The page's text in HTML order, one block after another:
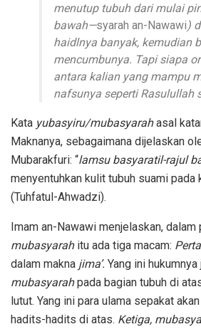
menutup tubuh dari mulai
bawah—syarah an-Nawawi)
haidlnya banyak, kemudian
mencumbunya. Tapi siapa
antara kalian yang mampu
nafsunya seperti Rasulullah
Kata yubasyiru/mubasyarahasal
Maknanya, sebagaimana dijelaskan
Mubarakfuri: “lamsu basyaratil-rajul
menyentuhkan kulit tubuh suami pada
(Tuhfatul-Ahwadzi).
Imam an-Nawawi menjelaskan, dalam
mubasyarah itu ada tiga macam:
dalam makna jima’. Yang ini
mubasyarahpada bagian tubuh di
lutut. Yang ini para ulama sepakat
hadits-hadits di atas. Ketiga,